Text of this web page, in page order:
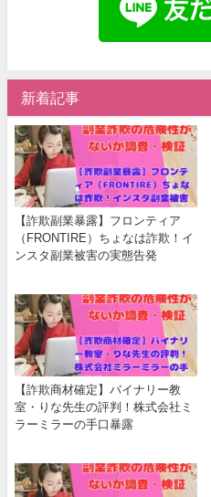
新着記事
【詐欺副業暴露】フロンティア
（FRONTIRE）ちょなは詐欺！イ
ンスタ副業被害の実態告発
【詐欺商材確定】バイナリー教
室・りな先生の評判！株式会社ミ
ラーミラーの手口暴露